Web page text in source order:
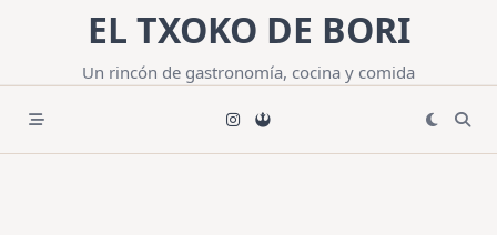
contenido
EL TXOKO DE BORI
Un rincón de gastronomía, cocina y comida